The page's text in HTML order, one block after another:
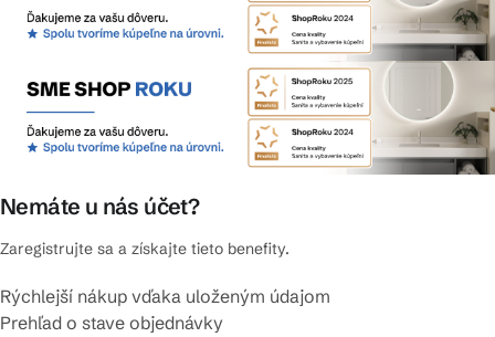
Nemáte u nás účet?
Zaregistrujte sa a získajte tieto benefity.
Rýchlejší nákup vďaka uloženým údajom
Prehľad o stave objednávky